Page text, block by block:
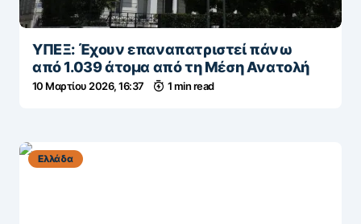
ΥΠΕΞ: Έχουν επαναπατριστεί πάνω
από 1.039 άτομα από τη Μέση Ανατολή
10 Μαρτίου 2026, 16:37 1 min read
Ελλάδα